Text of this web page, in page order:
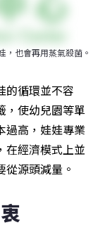
，也會再用蒸氣殺菌。
的循環並不容
，使幼兒園等單
過高，娃娃專業
在經濟模式上並
源頭減量。